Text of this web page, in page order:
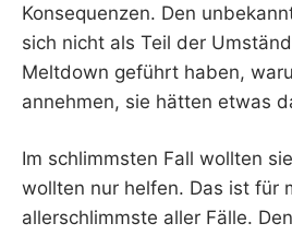
Konsequenzen. Den
sich nicht als Teil der
Meltdown geführt haben,
annehmen, sie hätten etwas
Im schlimmsten Fall wollten
wollten nur helfen. Das ist für
allerschlimmste aller Fälle.